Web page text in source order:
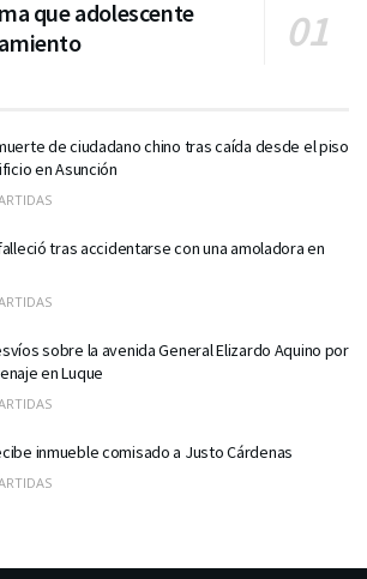
que adolescente
de ciudadano chino tras caída desde el piso
en Asunción
tras accidentarse con una amoladora en
sobre la avenida General Elizardo Aquino por
en Luque
inmueble comisado a Justo Cárdenas